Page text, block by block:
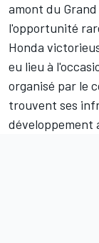
amont du
l'opportunité
Honda
eu lieu à
organisé par le
trouvent ses
développement